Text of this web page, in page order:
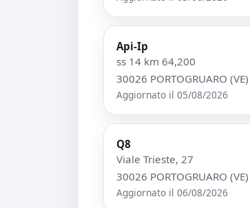
Api-Ip
ss 14 km 64,200
30026 PORTOGRUARO (VE)
Aggiornato il 05/08/2026
Q8
Viale Trieste, 27
30026 PORTOGRUARO (VE)
Aggiornato il 06/08/2026